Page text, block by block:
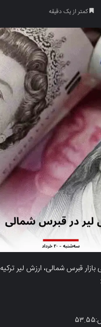
کمتر از یک دقیقه
بازار قبرس شمالی، ارزش لیر